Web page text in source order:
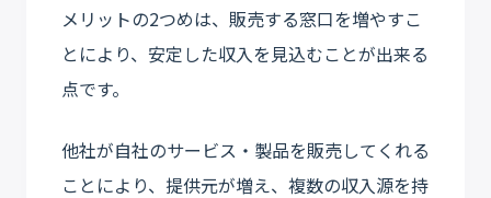
メリットの2つめは、販売する窓口を増やすこ
とにより、安定した収入を見込むことが出来る
点です。
他社が自社のサービス・製品を販売してくれる
ことにより、提供元が増え、複数の収入源を持